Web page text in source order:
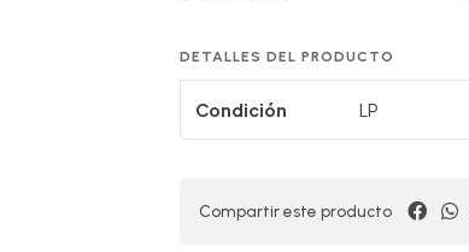
DETALLES DEL PRODUCTO
Condición LP
Compartir este producto